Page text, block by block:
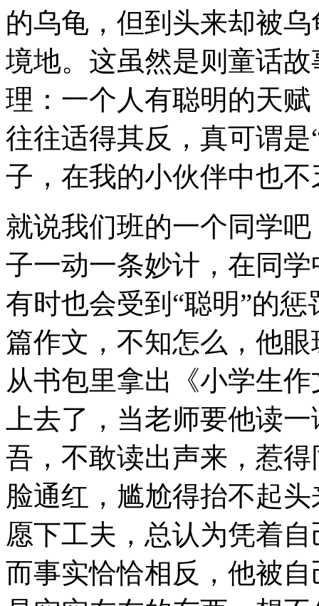
的乌龟，但到头来却被
境地。这虽然是则童话
理：一个人有聪明的天
往往适得其反，真可谓
子，在我的小伙伴中也
就说我们班的一个同学
子一动一条妙计，在同
有时也会受到“聪明”的
篇作文，不知怎么，他
从书包里拿出《小学生
上去了，当老师要他读
吾，不敢读出声来，惹
脸通红，尴尬得抬不起
愿下工夫，总认为凭着
而事实恰恰相反，他被